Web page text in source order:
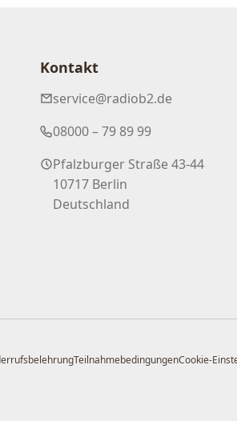
Kontakt
service@radiob2.de
08000 – 79 89 99
Pfalzburger Straße 43-44
10717 Berlin
Deutschland
TeilnahmebedingungenCookie-